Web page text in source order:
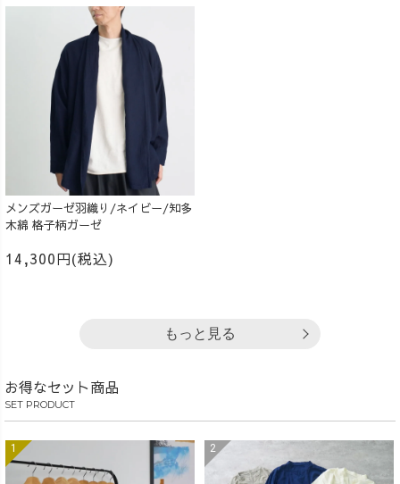
メンズガーゼ羽織り/ネイビー/知多
木綿 格子柄ガーゼ
14,300円(税込)
もっと見る
お得なセット商品
SET PRODUCT